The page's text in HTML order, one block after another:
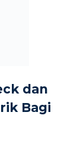
dan
Bagi